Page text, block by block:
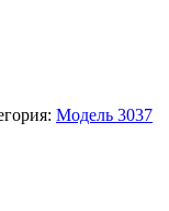
Модель 3037